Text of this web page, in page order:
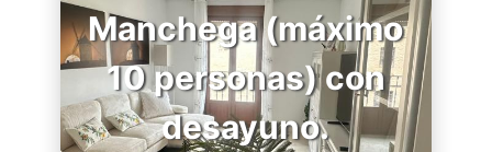
Manchega (máximo
10 personas) con
desayuno.